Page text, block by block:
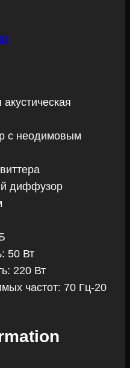
с неодимовым
диффузор
50 Вт
220 Вт
частот: 70 Гц-20